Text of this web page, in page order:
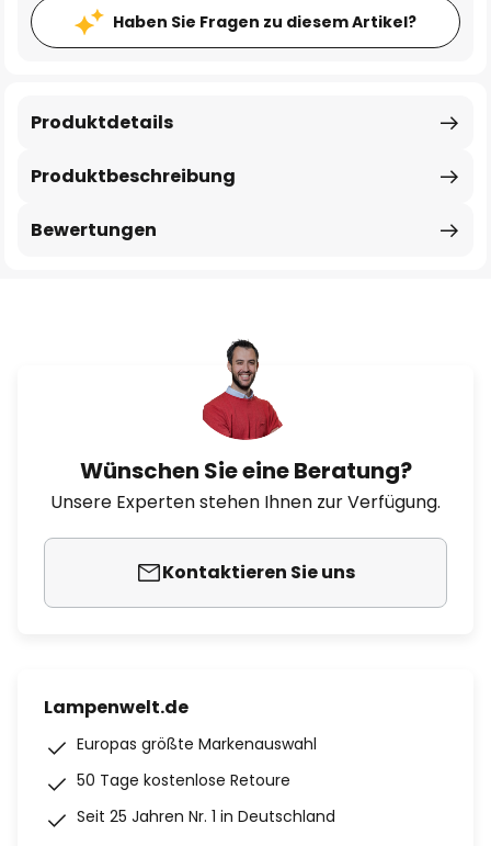
Haben Sie Fragen zu diesem Artikel?
Produktbeschreibung
Produktdetails
Bewertungen
Wünschen Sie eine Beratung?
Unsere Experten stehen Ihnen zur Verfügung.
Kontaktieren Sie uns
Lampenwelt.de
Europas größte Markenauswahl
50 Tage kostenlose Retoure
Seit 25 Jahren Nr. 1 in Deutschland